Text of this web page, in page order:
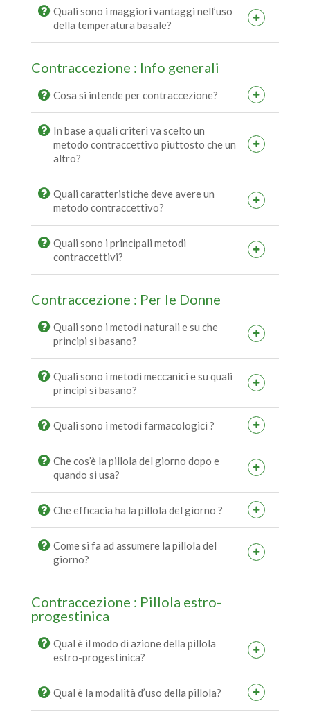
Quali sono i maggiori vantaggi nell’uso
della temperatura basale?
Contraccezione : Info generali
Cosa si intende per contraccezione?
In base a quali criteri va scelto un
metodo contraccettivo piuttosto che un
altro?
Quali caratteristiche deve avere un
metodo contraccettivo?
Quali sono i principali metodi
contraccettivi?
Contraccezione : Per le Donne
Quali sono i metodi naturali e su che
principi si basano?
Quali sono i metodi meccanici e su quali
principi si basano?
Quali sono i metodi farmacologici ?
Che cos’è la pillola del giorno dopo e
quando si usa?
Che efficacia ha la pillola del giorno ?
Come si fa ad assumere la pillola del
giorno?
Contraccezione : Pillola estro-
progestinica
Qual è il modo di azione della pillola
estro-progestinica?
Qual è la modalità d’uso della pillola?